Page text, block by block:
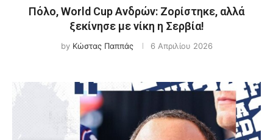
Πόλο, World Cup Ανδρών: Ζορίστηκε, αλλά
ξεκίνησε με νίκη η Σερβία!
by Κώστας Παππάς 6 Απριλίου 2026